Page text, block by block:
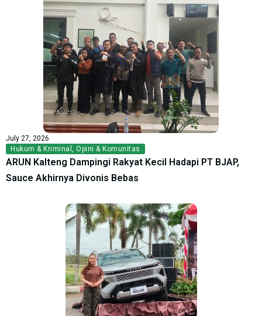
July 27, 2026
Hukum & Kriminal , Opini & Komunitas
ARUN Kalteng Dampingi Rakyat Kecil Hadapi PT BJAP,
Sauce Akhirnya Divonis Bebas